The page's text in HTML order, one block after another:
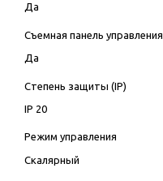
Да
Съемная панель управления
Да
Степень защиты (IP)
IP 20
Режим управления
Скалярный